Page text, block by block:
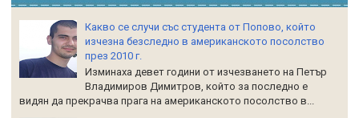
Какво се случи със студента от Попово, който
изчезна безследно в американското посолство
през 2010 г.
Изминаха девет години от изчезването на Петър
Владимиров Димитров, който за последно е
видян да прекрачва прага на американското посолство в...